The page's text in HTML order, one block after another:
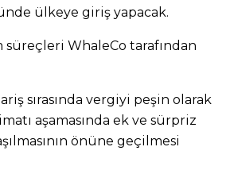
ülkeye giriş yapacak.
WhaleCo tarafından
sırasında vergiyi peşin olarak
aşamasında ek ve sürpriz
önüne geçilmesi